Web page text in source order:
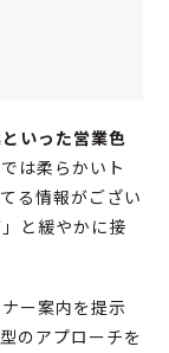
いった営業色
は柔らかいト
る情報がござい
と緩やかに接
ー案内を提示
のアプローチを